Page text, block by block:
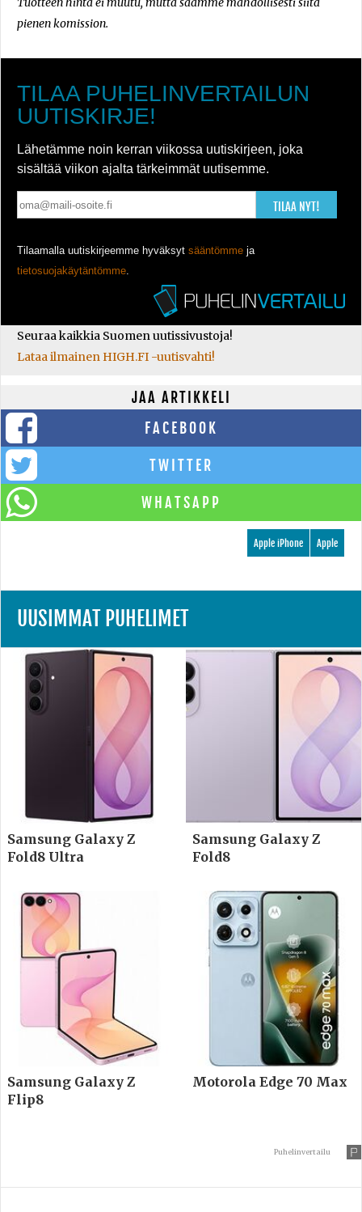
pienen komission.
TILAA PUHELINVERTAILUN
UUTISKIRJE!
Lähetämme noin kerran viikossa uutiskirjeen, joka
sisältää viikon ajalta tärkeimmät uutisemme.
TILAA NYT!
Tilaamalla uutiskirjeemme hyväksyt sääntömme ja
tietosuojakäytäntömme.
Seuraa kaikkia Suomen uutissivustoja!
Lataa ilmainen HIGH.FI -uutisvahti!
JAA ARTIKKELI
FACEBOOK
TWITTER
WHATSAPP
Apple
Apple iPhone
UUSIMMAT PUHELIMET
Samsung Galaxy Z
Fold8 Ultra
Samsung Galaxy Z
Fold8
Samsung Galaxy Z
Flip8
Motorola Edge 70 Max
Puhelinvertailu